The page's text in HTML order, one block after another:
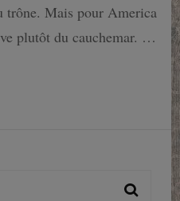
trône. Mais pour America
plutôt du cauchemar. …